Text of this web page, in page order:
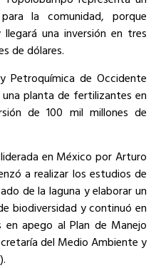
la comunidad, porque
una inversión en tres
de dólares.
Petroquímica de Occidente
planta de fertilizantes en
de 100 mil millones de
en México por Arturo
a realizar los estudios de
de la laguna y elaborar un
biodiversidad y continuó en
apego al Plan de Manejo
del Medio Ambiente y